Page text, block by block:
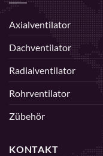
Axialventilator
Dachventilator
Radialventilator
Rohrventilator
Zübehör
KONTAKT